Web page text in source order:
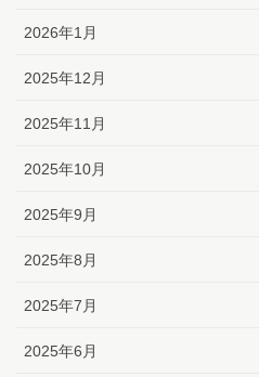
2026年1月
2025年12月
2025年11月
2025年10月
2025年9月
2025年8月
2025年7月
2025年6月